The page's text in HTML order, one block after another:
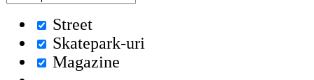
Street
Skatepark-uri
Magazine